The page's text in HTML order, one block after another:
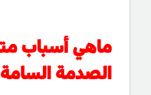
ماهي أسباب
الصدمة السامة